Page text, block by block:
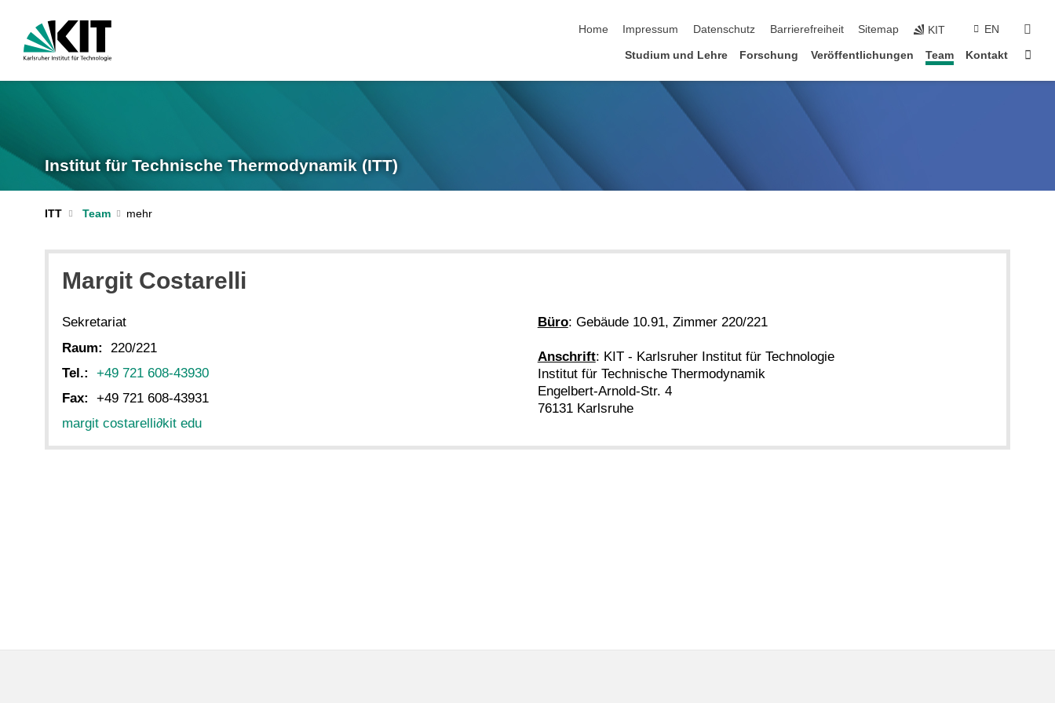
Home
Impressum Datenschutz Barrierefreiheit Sitemap KIT EN
Studium und Lehre Forschung Veröffentlichungen Team Kontakt
Institut für Technische Thermodynamik (ITT)
ITT Team
Margit Costarelli
Sekretariat
Raum:
220/221
Tel.:
+49 721 608-43930
Fax:
+49 721 608-43931
margit costarelli∂kit edu
Büro: Gebäude 10.91, Zimmer 220/221
Anschrift: KIT - Karlsruher Institut für Technologie
Institut für Technische Thermodynamik
Engelbert-Arnold-Str. 4
76131 Karlsruhe